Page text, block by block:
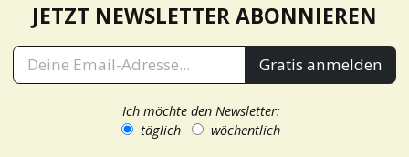
JETZT NEWSLETTER ABONNIEREN
Gratis anmelden
Ich möchte den Newsletter:
täglich
wöchentlich